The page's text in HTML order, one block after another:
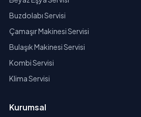
Buzdolabı Servisi
Çamaşır Makinesi Servisi
Bulaşık Makinesi Servisi
Kombi Servisi
Klima Servisi
Kurumsal